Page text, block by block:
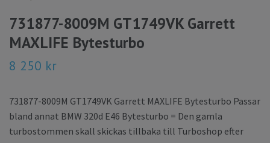
731877-8009M GT1749VK Garrett
MAXLIFE Bytesturbo
8 250 kr
731877-8009M GT1749VK Garrett MAXLIFE Bytesturbo Passar
bland annat BMW 320d E46 Bytesturbo = Den gamla
turbostommen skall skickas tillbaka till Turboshop efter